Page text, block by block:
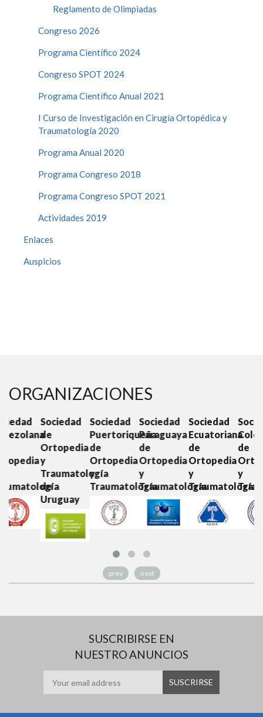
Reglamento de Olimpiadas
Congreso 2026
Programa Científico 2024
Congreso SPOT 2024
Programa Científico Anual 2021
I Curso de Investigación en Cirugía Ortopédica y
Traumatología 2020
Programa Anual 2020
Programa Congreso 2018
Programa Congreso SPOT 2021
Actividades 2019
Enlaces
Auspicios
ORGANIZACIONES
Sociedad
de
Ortopedia
y
Traumatología
de
Uruguay
Sociedad
Puertoriqueña
de
Ortopedia
y
Traumatología
Sociedad
Paraguaya
Ortopedia
y
Traumatología
Sociedad
Ecuatoriana
Ortopedia
Traumatología
Sociedad
Colombiana
Ortopedia
prev next
SUSCRIBIRSE EN
NUESTRO ANUNCIOS